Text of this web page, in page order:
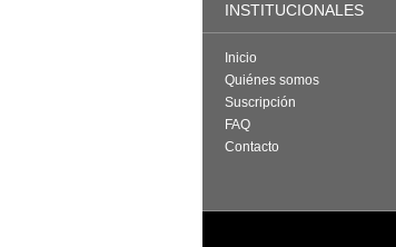
INSTITUCIONALES
Inicio
Quiénes somos
Suscripción
FAQ
Contacto